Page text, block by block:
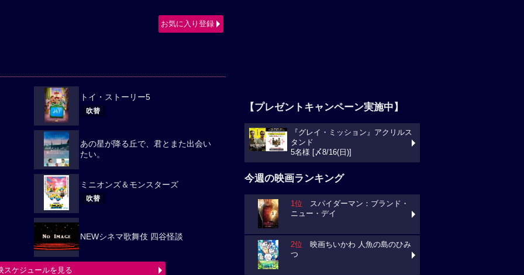
お気に入り登録
トイ・ストーリー5
吹替
あの星が降る丘で、君とまた出会い
たい。
ミニオンズ＆モンスターズ
吹替
NEWシネマ歌舞伎 四谷怪談
スケジュールを見る
【プレゼントキャンペーン実施中】
『グレイ・ミッション』アクリルス
タンド
5名様 [〆8/16(日)]
今週の映画ランキング
1位 スパイダーマン：ブランド・
ニュー・デイ
2位 映画ちいかわ 人魚の島のひみ
つ